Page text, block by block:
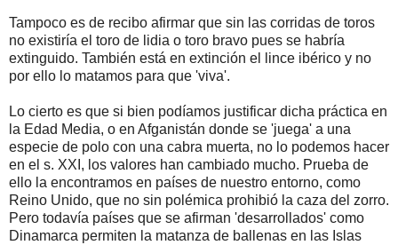
Tampoco es de recibo afirmar que sin las corridas de toros
no existiría el toro de lidia o toro bravo pues se habría
extinguido. También está en extinción el lince ibérico y no
por ello lo matamos para que 'viva'.
Lo cierto es que si bien podíamos justificar dicha práctica en
la Edad Media, o en Afganistán donde se 'juega' a una
especie de polo con una cabra muerta, no lo podemos hacer
en el s. XXI, los valores han cambiado mucho. Prueba de
ello la encontramos en países de nuestro entorno, como
Reino Unido, que no sin polémica prohibió la caza del zorro.
Pero todavía países que se afirman 'desarrollados' como
Dinamarca permiten la matanza de ballenas en las Islas